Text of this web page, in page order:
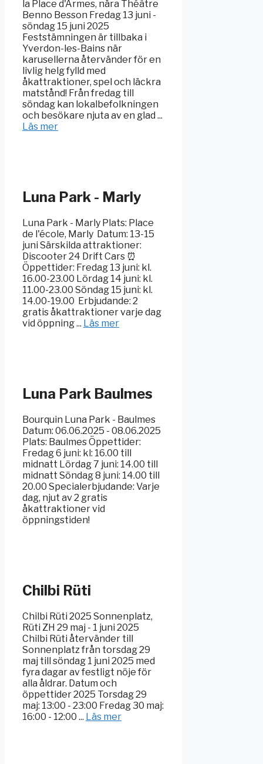
la Place d'Armes, nära Théâtre
Benno Besson Fredag 13 juni -
söndag 15 juni 2025
Feststämningen är tillbaka i
Yverdon-les-Bains när
karusellerna återvänder för en
livlig helg fylld med
åkattraktioner, spel och läckra
matstånd! Från fredag till
söndag kan lokalbefolkningen
och besökare njuta av en glad ...
Läs mer
Luna Park - Marly
Luna Park - Marly Plats: Place
de l'école, Marly ️ Datum: 13-15
juni Särskilda attraktioner:
Discooter 24 Drift Cars ⏰
Öppettider: Fredag 13 juni: kl.
16.00-23.00 Lördag 14 juni: kl.
11.00-23.00 Söndag 15 juni: kl.
14.00-19.00 ️ Erbjudande: 2
gratis åkattraktioner varje dag
vid öppning ... Läs mer
Luna Park Baulmes
Bourquin Luna Park - Baulmes
Datum: 06.06.2025 - 08.06.2025
Plats: Baulmes Öppettider:
Fredag 6 juni: kl: 16.00 till
midnatt Lördag 7 juni: 14.00 till
midnatt Söndag 8 juni: 14.00 till
20.00 Specialerbjudande: Varje
dag, njut av 2 gratis
åkattraktioner vid
öppningstiden!
Chilbi Rüti
Chilbi Rüti 2025 Sonnenplatz,
Rüti ZH 29 maj - 1 juni 2025
Chilbi Rüti återvänder till
Sonnenplatz från torsdag 29
maj till söndag 1 juni 2025 med
fyra dagar av festligt nöje för
alla åldrar. Datum och
öppettider 2025 Torsdag 29
maj: 13:00 - 23:00 Fredag 30 maj:
16:00 - 12:00 ... Läs mer